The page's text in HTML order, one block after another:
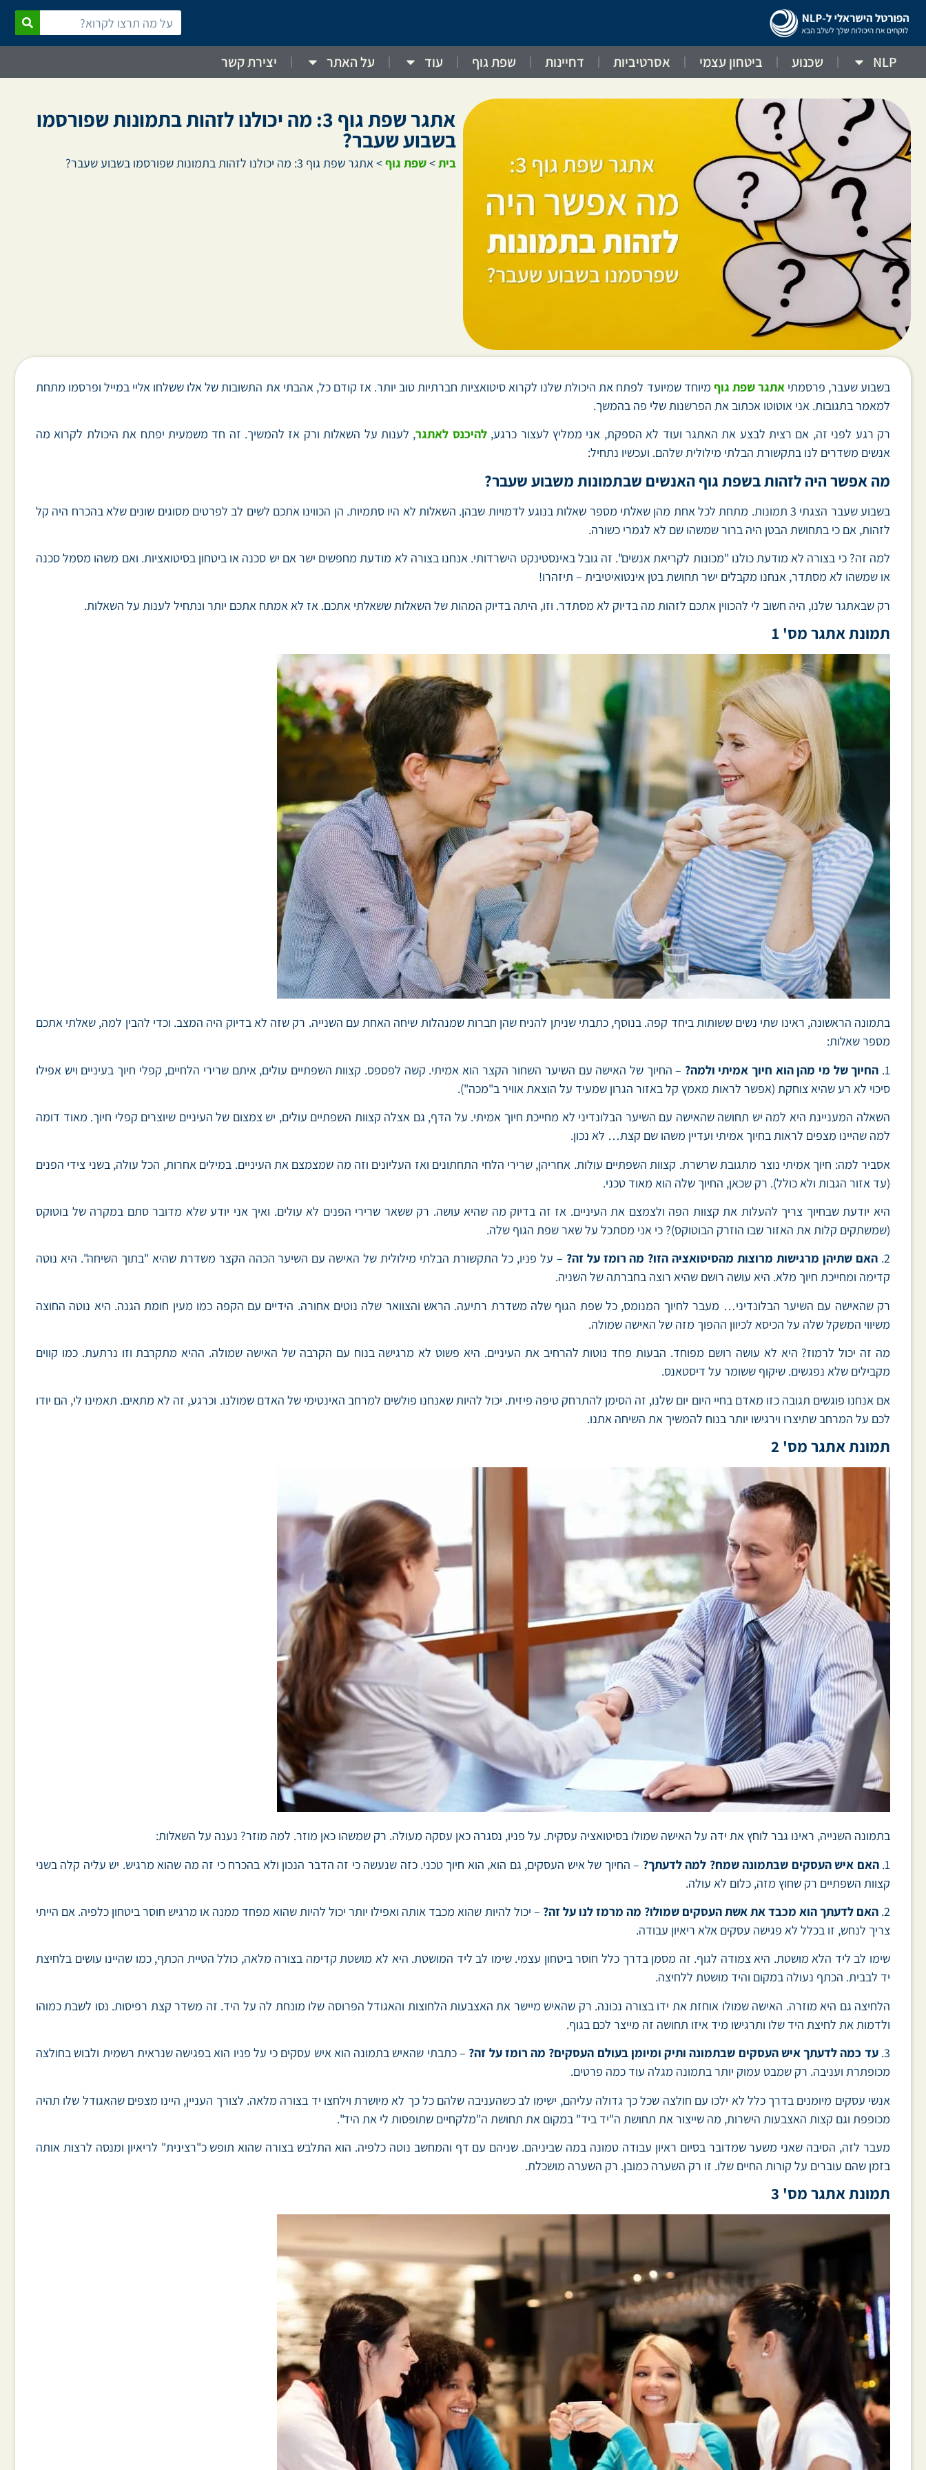
NLP שכנוע ביטחון עצמי אסרטיביות דחיינות שפת גוף עוד על האתר יצירת קשר
אתגר שפת גוף 3: מה יכולנו לזהות בתמונות שפורסמו
בשבוע שעבר?
בית>שפת גוף>אתגר שפת גוף 3: מה יכולנו לזהות בתמונות שפורסמו בשבוע שעבר?
בשבוע שעבר, פרסמתיאתגר שפת גוף מיוחד שמיועד לפתח את היכולת שלנו לקרוא סיטואציות חברתיות טוב יותר. אז קודם כל, אהבתי את התשובות של אלו ששלחו אליי במייל ופרסמו מתחת
למאמר בתגובות. אני אוטוטו אכתוב את הפרשנות שלי פה בהמשך.
רק רגע לפני זה, אם רצית לבצע את האתגר ועוד לא הספקת, אני ממליץ לעצור כרגע,להיכנס לאתגר, לענות על השאלות ורק אז להמשיך. זה חד משמעית יפתח את היכולת לקרוא מה
אנשים משדרים לנו בתקשורת הבלתי מילולית שלהם. ועכשיו נתחיל:
מה אפשר היה לזהות בשפת גוף האנשים שבתמונות משבוע שעבר?
בשבוע שעבר הצגתי 3 תמונות. מתחת לכל אחת מהן שאלתי מספר שאלות בנוגע לדמויות שבהן. השאלות לא היו סתמיות. הן הכווינו אתכם לשים לב לפרטים מסוגים שונים שלא בהכרח היה קל
לזהות, אם כי בתחושת הבטן היה ברור שמשהו שם לא לגמרי כשורה.
למה זה? כי בצורה לא מודעת כולנו "מכונות לקריאת אנשים". זה גובל באינסטינקט הישרדותי. אנחנו בצורה לא מודעת מחפשים ישר אם יש סכנה או ביטחון בסיטואציות. ואם משהו מסמל סכנה
או שמשהו לא מסתדר, אנחנו מקבלים ישר תחושת בטן אינטואיטיבית – תיזהרו!
רק שבאתגר שלנו, היה חשוב לי להכווין אתכם לזהות מה בדיוק לא מסתדר. וזו, היתה בדיוק המהות של השאלות ששאלתי אתכם. אז לא אמתח אתכם יותר ונתחיל לענות על השאלות.
תמונת אתגר מס' 1
בתמונה הראשונה, ראינו שתי נשים ששותות ביחד קפה. בנוסף, כתבתי שניתן להניח שהן חברות שמנהלות שיחה האחת עם השנייה. רק שזה לא בדיוק היה המצב. וכדי להבין למה, שאלתי אתכם
מספר שאלות:
1. החיוך של מי מהן הוא חיוך אמיתי ולמה? – החיוך של האישה עם השיער השחור הקצר הוא אמיתי. קשה לפספס. קצוות השפתיים עולים, איתם שרירי הלחיים, קפלי חיוך בעיניים ויש אפילו
סיכוי לא רע שהיא צוחקת (אפשר לראות מאמץ קל באזור הגרון שמעיד על הוצאת אוויר ב"מכה").
השאלה המעניינת היא למה יש תחושה שהאישה עם השיער הבלונדיני לא מחייכת חיוך אמיתי. על הדף, גם אצלה קצוות השפתיים עולים, יש צמצום של העיניים שיוצרים קפלי חיוך. מאוד דומה
למה שהיינו מצפים לראות בחיוך אמיתי ועדיין משהו שם קצת… לא נכון.
אסביר למה: חיוך אמיתי נוצר מתגובת שרשרת. קצוות השפתיים עולות. אחריהן, שרירי הלחי התחתונים ואז העליונים וזה מה שמצמצם את העיניים. במילים אחרות, הכל עולה, בשני צידי הפנים
(עד אזור הגבות ולא כולל). רק שכאן, החיוך שלה הוא מאוד טכני.
היא יודעת שבחיוך צריך להעלות את קצוות הפה ולצמצם את העיניים. אז זה בדיוק מה שהיא עושה. רק ששאר שרירי הפנים לא עולים. ואיך אני יודע שלא מדובר סתם במקרה של בוטוקס
(שמשתקים קלות את האזור שבו הוזרק הבוטוקס)? כי אני מסתכל על שאר שפת הגוף שלה.
2. האם שתיהן מרגישות מרוצות מהסיטואציה הזו? מה רומז על זה? – על פניו, כל התקשורת הבלתי מילולית של האישה עם השיער הכהה הקצר משדרת שהיא "בתוך השיחה". היא נוטה
קדימה ומחייכת חיוך מלא. היא עושה רושם שהיא רוצה בחברתה של השניה.
רק שהאישה עם השיער הבלונדיני… מעבר לחיוך המנומס, כל שפת הגוף שלה משדרת רתיעה. הראש והצוואר שלה נוטים אחורה. הידיים עם הקפה כמו מעין חומת הגנה. היא נוטה החוצה
משיווי המשקל שלה על הכיסא לכיוון ההפוך מזה של האישה שמולה.
מה זה יכול לרמוז? היא לא עושה רושם מפוחד. הבעות פחד נוטות להרחיב את העיניים. היא פשוט לא מרגישה בנוח עם הקרבה של האישה שמולה. ההיא מתקרבת וזו נרתעת. כמו קווים
מקבילים שלא נפגשים. שיקוף ששומר על דיסטאנס.
אם אנחנו פוגשים תגובה כזו מאדם בחיי היום יום שלנו, זה הסימן להתרחק טיפה פיזית. יכול להיות שאנחנו פולשים למרחב האינטימי של האדם שמולנו. וכרגע, זה לא מתאים. תאמינו לי, הם יודו
לכם על המרחב שתיצרו וירגישו יותר בנוח להמשיך את השיחה אתנו.
תמונת אתגר מס' 2
בתמונה השנייה, ראינו גבר לוחץ את ידה על האישה שמולו בסיטואציה עסקית. על פניו, נסגרה כאן עסקה מעולה. רק שמשהו כאן מוזר. למה מוזר? נענה על השאלות:
1. האם איש העסקים שבתמונה שמח? למה לדעתך? – החיוך של איש העסקים, גם הוא, הוא חיוך טכני. כזה שנעשה כי זה הדבר הנכון ולא בהכרח כי זה מה שהוא מרגיש. יש עליה קלה בשני
קצוות השפתיים רק שחוץ מזה, כלום לא עולה.
2. האם לדעתך הוא מכבד את אשת העסקים שמולו? מה מרמז לנו על זה? – יכול להיות שהוא מכבד אותה ואפילו יותר יכול להיות שהוא מפחד ממנה או מרגיש חוסר ביטחון כלפיה. אם הייתי
צריך לנחש, זו בכלל לא פגישה עסקים אלא ריאיון עבודה.
שימו לב ליד הלא מושטת. היא צמודה לגוף. זה מסמן בדרך כלל חוסר ביטחון עצמי. שימו לב ליד המושטת. היא לא מושטת קדימה בצורה מלאה, כולל הטיית הכתף, כמו שהיינו עושים בלחיצת
יד לבבית. הכתף נעולה במקום והיד מושטת ללחיצה.
הלחיצה גם היא מוזרה. האישה שמולו אוחזת את ידו בצורה נכונה. רק שהאיש מיישר את האצבעות הלחוצות והאגודל הפרוסה שלו מונחת לה על היד. זה משדר קצת רפיסות. נסו לשבת כמוהו
ולדמות את לחיצת היד שלו ותרגישו מיד איזו תחושה זה מייצר לכם בגוף.
3. עד כמה לדעתך איש העסקים שבתמונה ותיק ומיומן בעולם העסקים? מה רומז על זה? – כתבתי שהאיש בתמונה הוא איש עסקים כי על פניו הוא בפגישה שנראית רשמית ולבוש בחולצה
מכופתרת ועניבה. רק שמבט עמוק יותר בתמונה מגלה עוד כמה פרטים.
אנשי עסקים מיומנים בדרך כלל לא ילכו עם חולצה שכל כך גדולה עליהם, ישימו לב כשהעניבה שלהם כל כך לא מיושרת וילחצו יד בצורה מלאה. לצורך העניין, היינו מצפים שהאגודל שלו תהיה
מכופפת וגם קצות האצבעות הישרות, מה שייצור את תחושת ה"יד ביד" במקום את תחושת ה"מלקחיים שתופסות לי את היד".
מעבר לזה, הסיבה שאני משער שמדובר בסיום ראיון עבודה טמונה במה שביניהם. שניהם עם דף והמחשב נוטה כלפיה. הוא התלבש בצורה שהוא תופש כ"רצינית" לריאיון ומנסה לרצות אותה
בזמן שהם עוברים על קורות החיים שלו. זו רק השערה כמובן. רק השערה מושכלת.
תמונת אתגר מס' 3